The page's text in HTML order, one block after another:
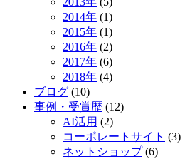
2014年 (1)
2015年 (1)
2016年 (2)
2017年 (6)
2018年 (4)
ブログ (10)
事例・受賞歴 (12)
AI活用 (2)
コーポレートサイト (3)
ネットショップ(6)